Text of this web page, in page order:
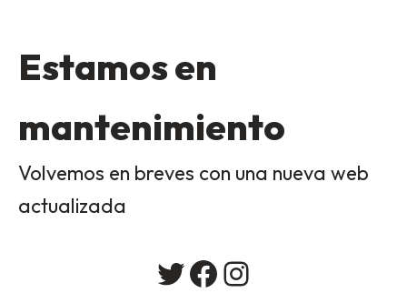
Estamos en
mantenimiento
Volvemos en breves con una nueva web
actualizada
Twitter
Facebook
Instagram